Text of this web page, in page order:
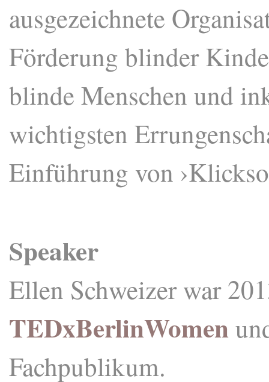
ausgezeichnete
Förderung blinder
blinde Menschen und
wichtigsten
Einführung von
Speaker
Ellen Schweizer war
TEDxBerlinWomen
Fachpublikum.